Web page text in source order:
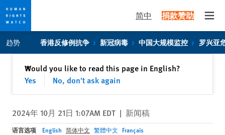
Skip
to
privacy
Skip
to
content
简中 捐款赞助
趋势 香港反修例抗争 新冠病毒 中国大规模监控 罗兴亚
Would you like to read this page in English?
Yes
No, don't ask again
✕关闭
2024年 10月 21日 1:07AM EDT | 新闻稿
语言选项 English 简体中文 繁體中文 Français